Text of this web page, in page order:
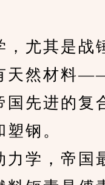
尤其是战
天然材料
国先进的复
钢。
学，帝国